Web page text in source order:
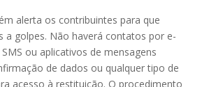
alerta os contribuintes para que
a golpes. Não haverá contatos por e-
ou aplicativos de mensagens
de dados ou qualquer tipo de
acesso à restituição. O procedimento